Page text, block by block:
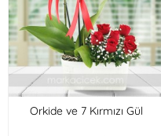
Orkide ve 7 Kırmızı Gül